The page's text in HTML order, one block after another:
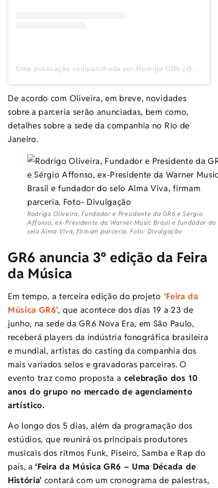
Uma publicação compartilhada por Rodrigo GR6 (@rodrigogr6oficial)
De acordo com Oliveira, em breve, novidades
sobre a parceria serão anunciadas, bem como,
detalhes sobre a sede da companhia no Rio de
Janeiro.
Rodrigo Oliveira, Fundador e Presidente da GR6 e Sérgio
Affonso, ex-Presidente da Warner Music Brasil e fundador do
selo Alma Viva, firmam parceria. Foto: Divulgação
GR6 anuncia 3º edição da Feira
da Música
Em tempo, a terceira edição do projeto ‘Feira da
Música GR6’, que acontece dos dias 19 a 23 de
junho, na sede da GR6 Nova Era, em São Paulo,
receberá players da indústria fonográfica brasileira
e mundial, artistas do casting da companhia dos
mais variados selos e gravadoras parceiras. O
evento traz como proposta a celebração dos 10
anos do grupo no mercado de agenciamento
artístico.
Ao longo dos 5 dias, além da programação dos
estúdios, que reunirá os principais produtores
musicais dos ritmos Funk, Piseiro, Samba e Rap do
país, a‘Feira da Música GR6 – Uma Década de
História’ contará com um cronograma de palestras,